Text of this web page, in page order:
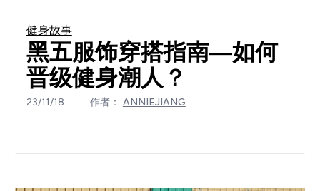
健身故事
黑五服饰穿搭指南—如何
晋级健身潮人？
23/11/18 作者： ANNIEJIANG